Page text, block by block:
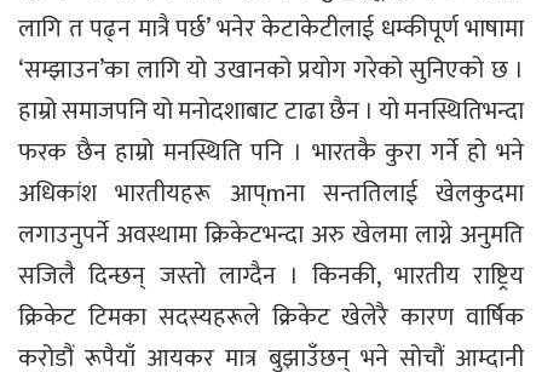
लागि त पढ्न मात्रै पर्छ’ भनेर केटाकेटीलाई धम्कीपूर्ण भाषामा
‘सम्झाउन’का लागि यो उखानको प्रयोग गरेको सुनिएको छ ।
हाम्रो समाजपनि यो मनोदशाबाट टाढा छैन । यो मनस्थितिभन्दा
फरक छैन हाम्रो मनस्थिति पनि । भारतकै कुरा गर्ने हो भने
अधिकांश भारतीयहरू आप्mना सन्ततिलाई खेलकुदमा
लगाउनुपर्ने अवस्थामा क्रिकेटभन्दा अरु खेलमा लाग्ने अनुमति
सजिलै दिन्छन् जस्तो लाग्दैन । किनकी, भारतीय राष्ट्रिय
क्रिकेट टिमका सदस्यहरूले क्रिकेट खेलेरै कारण वार्षिक
करोडौं रूपैयाँ आयकर मात्र बुझाउँछन् भने सोचौं आम्दानी